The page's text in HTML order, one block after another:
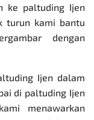
ke paltuding Ijen
turun kami bantu
dengan
Ijen dalam
di paltuding Ijen
menawarkan